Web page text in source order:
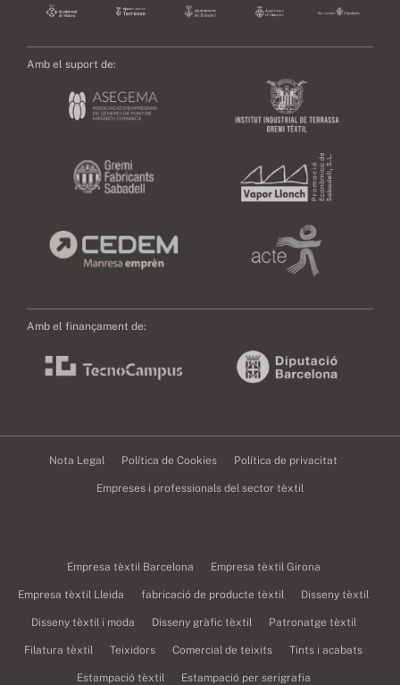
Amb el suport de:
Amb el finançament de:
Nota Legal Política de Cookies Política de privacitat
Empreses i professionals del sector tèxtil
Empresa tèxtil Barcelona Empresa tèxtil Girona
Empresa tèxtil Lleida fabricació de producte tèxtil Disseny tèxtil
Disseny tèxtil i moda Disseny gràfic tèxtil Patronatge tèxtil
Filatura tèxtil Teixidors Comercial de teixits Tints i acabats
Estampació tèxtil Estampació per serigrafia